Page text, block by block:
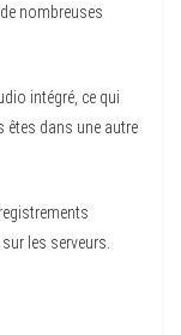
nombreuses
intégré, ce qui
êtes dans une autre
les serveurs.